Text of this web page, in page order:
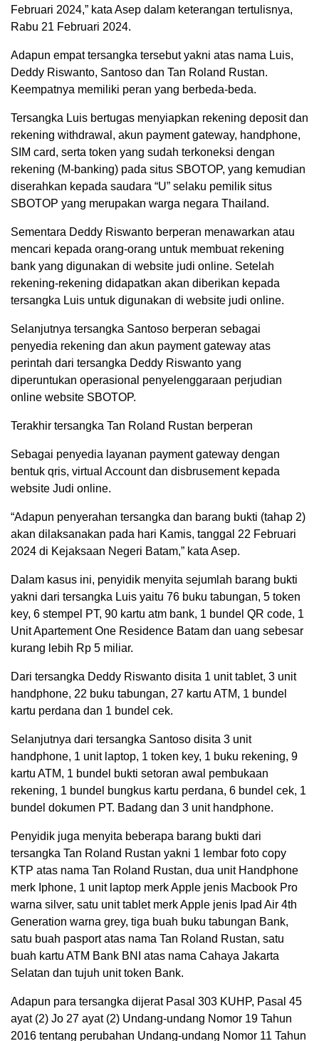
Februari 2024,” kata Asep dalam keterangan tertulisnya,
Rabu 21 Februari 2024.
Adapun empat tersangka tersebut yakni atas nama Luis,
Deddy Riswanto, Santoso dan Tan Roland Rustan.
Keempatnya memiliki peran yang berbeda-beda.
Tersangka Luis bertugas menyiapkan rekening deposit dan
rekening withdrawal, akun payment gateway, handphone,
SIM card, serta token yang sudah terkoneksi dengan
rekening (M-banking) pada situs SBOTOP, yang kemudian
diserahkan kepada saudara “U” selaku pemilik situs
SBOTOP yang merupakan warga negara Thailand.
Sementara Deddy Riswanto berperan menawarkan atau
mencari kepada orang-orang untuk membuat rekening
bank yang digunakan di website judi online. Setelah
rekening-rekening didapatkan akan diberikan kepada
tersangka Luis untuk digunakan di website judi online.
Selanjutnya tersangka Santoso berperan sebagai
penyedia rekening dan akun payment gateway atas
perintah dari tersangka Deddy Riswanto yang
diperuntukan operasional penyelenggaraan perjudian
online website SBOTOP.
Terakhir tersangka Tan Roland Rustan berperan
Sebagai penyedia layanan payment gateway dengan
bentuk qris, virtual Account dan disbrusement kepada
website Judi online.
“Adapun penyerahan tersangka dan barang bukti (tahap 2)
akan dilaksanakan pada hari Kamis, tanggal 22 Februari
2024 di Kejaksaan Negeri Batam,” kata Asep.
Dalam kasus ini, penyidik menyita sejumlah barang bukti
yakni dari tersangka Luis yaitu 76 buku tabungan, 5 token
key, 6 stempel PT, 90 kartu atm bank, 1 bundel QR code, 1
Unit Apartement One Residence Batam dan uang sebesar
kurang lebih Rp 5 miliar.
Dari tersangka Deddy Riswanto disita 1 unit tablet, 3 unit
handphone, 22 buku tabungan, 27 kartu ATM, 1 bundel
kartu perdana dan 1 bundel cek.
Selanjutnya dari tersangka Santoso disita 3 unit
handphone, 1 unit laptop, 1 token key, 1 buku rekening, 9
kartu ATM, 1 bundel bukti setoran awal pembukaan
rekening, 1 bundel bungkus kartu perdana, 6 bundel cek, 1
bundel dokumen PT. Badang dan 3 unit handphone.
Penyidik juga menyita beberapa barang bukti dari
tersangka Tan Roland Rustan yakni 1 lembar foto copy
KTP atas nama Tan Roland Rustan, dua unit Handphone
merk Iphone, 1 unit laptop merk Apple jenis Macbook Pro
warna silver, satu unit tablet merk Apple jenis Ipad Air 4th
Generation warna grey, tiga buah buku tabungan Bank,
satu buah pasport atas nama Tan Roland Rustan, satu
buah kartu ATM Bank BNI atas nama Cahaya Jakarta
Selatan dan tujuh unit token Bank.
Adapun para tersangka dijerat Pasal 303 KUHP, Pasal 45
ayat (2) Jo 27 ayat (2) Undang-undang Nomor 19 Tahun
2016 tentang perubahan Undang-undang Nomor 11 Tahun